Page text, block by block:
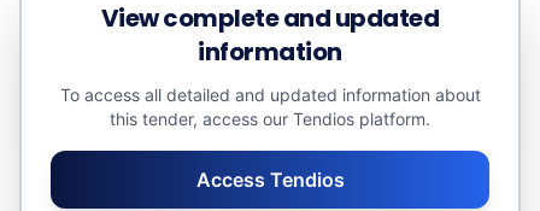
Awarded amount: 0 €
Minor contracts: 0 €
Estimated value: 2.449.052 €
View complete and updated
information
To access all detailed and updated information about
this tender, access our Tendios platform.
Access Tendios